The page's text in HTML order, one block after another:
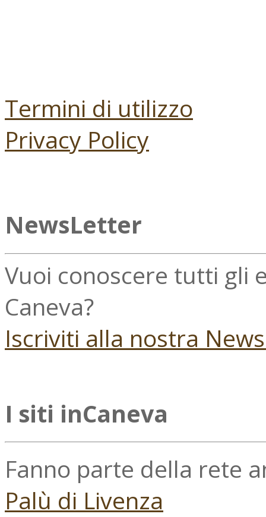
Termini di utilizzo
Privacy Policy
NewsLetter
Vuoi conoscere tutti gli
Caneva?
Iscriviti alla nostra
I siti inCaneva
Fanno parte della rete
Palù di Livenza